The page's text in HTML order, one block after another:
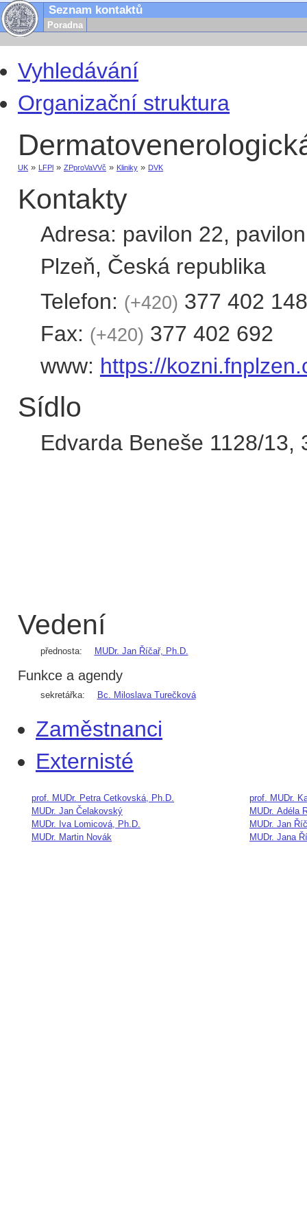
Seznam kontaktů
Poradna
Vyhledávání
Organizační struktura
UK » LFPl » ZPproVaVVč » Kliniky » DVK
Kontakty
Adresa: pavilon 22,
Plzeň, Česká republika
Telefon:
+420
377 402 148
Fax:
+420
377 402 692
www: https://
Sídlo
Edvarda Beneše 1128/13,
Vedení
přednosta: MUDr. Jan Říčař, Ph.D.
Funkce a agendy
sekretářka: Bc. Miloslava Turečková
Zaměstnanci
Externisté
prof. MUDr. Petra Cetkovská, Ph.D.
MUDr. Jan Čelakovský
MUDr. Iva Lomicová, Ph.D.
MUDr. Martin Novák
prof. MUDr.
MUDr. Adéla
MUDr. Jan
MUDr. Jana